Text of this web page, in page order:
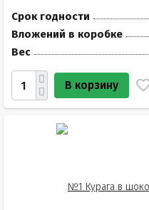
Срок годности
Вложений в коробке
Вес
В корзину